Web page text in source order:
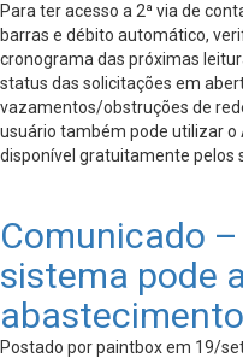
Para ter acesso a 2ª via de
barras e débito automático,
cronograma das próximas
status das solicitações em
vazamentos/obstruções de
usuário também pode utilizar o
disponível gratuitamente pelos
Comunicado
sistema pode
abastecimento
Postado por paintbox em 19/